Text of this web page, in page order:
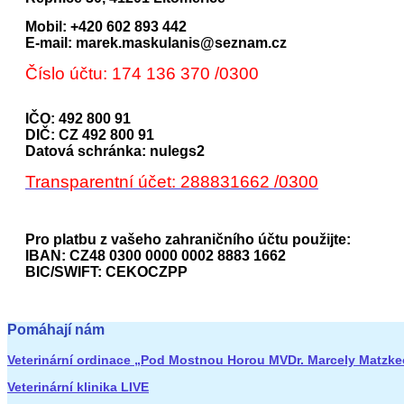
Mobil: +420 602 893 442
E-mail: marek.maskulanis@seznam.cz
Číslo účtu: 174 136 370 /0300
IČO: 492 800 91
DIČ: CZ 492 800 91
Datová schránka: nulegs2
Transparentní účet: 288831662 /0300
Pro platbu z vašeho zahraničního účtu použijte:
IBAN: CZ48 0300 0000 0002 8883 1662
BIC/SWIFT: CEKOCZPP
Pomáhají nám
Veterinární ordinace „Pod Mostnou Horou MVDr. Marcely
Veterinární klinika LIVE